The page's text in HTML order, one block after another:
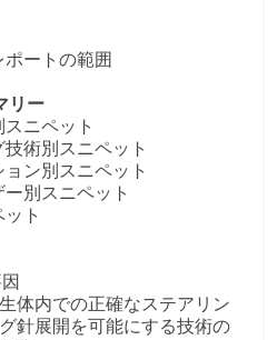
ートの範囲
リー
ニペット
術別スニペット
ン別スニペット
別スニペット
ト
生体内での正確なステアリン
グ針展開を可能にする技術の